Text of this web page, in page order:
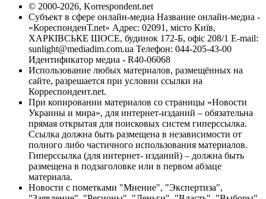
© 2000-2026, Korrespondent.net
Субъект в сфере онлайн-медиа Название онлайн-медиа -
«КореспонденТ.net» Адрес: 02091, місто Київ,
ХАРКІВСЬКЕ ШОСЕ, будинок 172-Б, офіс 208/1 E-mail:
sunlight@mediadim.com.ua Телефон: 044-205-43-00
Идентификатор медиа - R40-06068
Использование любых материалов, размещённых на
сайте, разрешается при условии ссылки на
Корреспондент.net.
При копировании материалов со страницы «Новости
Украины и мира», для интернет-изданий – обязательна
прямая открытая для поисковых систем гиперссылка.
Ссылка должна быть размещена в независимости от
полного либо частичного использования материалов.
Гиперссылка (для интернет- изданий) – должна быть
размещена в подзаголовке или в первом абзаце
материала.
Новости с пометками "Мнение", "Экспертиза",